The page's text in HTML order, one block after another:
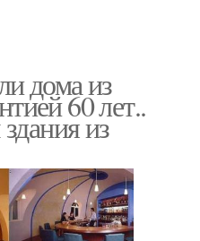
дома из
60 лет..
из